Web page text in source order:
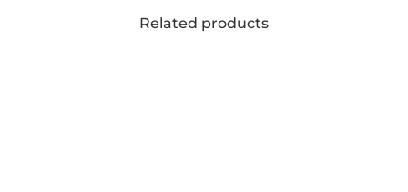
Related products